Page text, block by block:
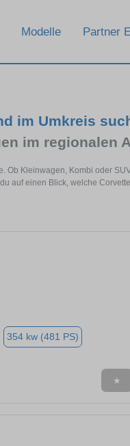
Modelle Partner
im Umkreis
im regionalen
Kleinwagen, Kombi oder
auf einen Blick, welche
354 kw (481 PS)
★